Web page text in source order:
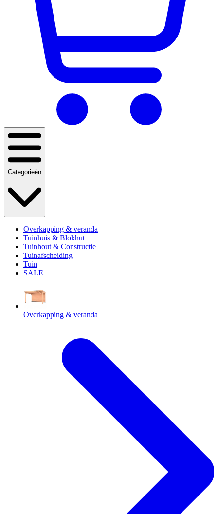
Categorieën
Overkapping & veranda
Tuinhuis & Blokhut
Tuinhout & Constructie
Tuinafscheiding
Tuin
SALE
Overkapping & veranda